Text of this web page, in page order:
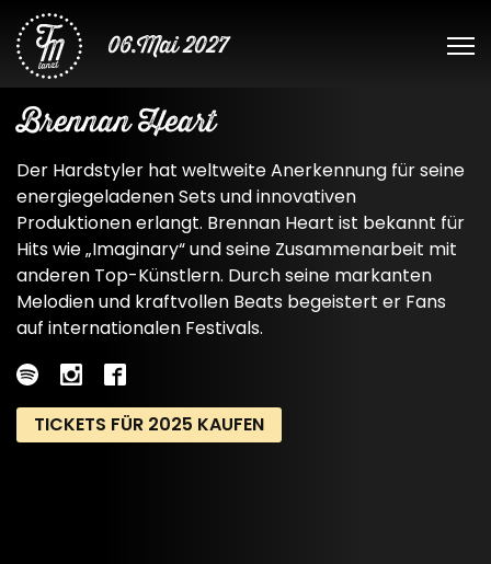
06.Mai 2027
Brennan Heart
Der Hardstyler hat weltweite Anerkennung für seine
energiegeladenen Sets und innovativen
Produktionen erlangt. Brennan Heart ist bekannt für
Hits wie „Imaginary“ und seine Zusammenarbeit mit
anderen Top-Künstlern. Durch seine markanten
Melodien und kraftvollen Beats begeistert er Fans
auf internationalen Festivals.
TICKETS FÜR 2025 KAUFEN